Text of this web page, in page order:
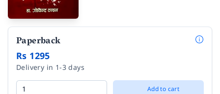
Paperback
Rs 1295
Delivery in 1-3 days
Add to cart